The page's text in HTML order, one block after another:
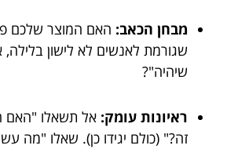
מבחן הכאב: האם המוצר שלכם
שגורמת לאנשים לא לישון
שיהיה"?
ראיונות עומק: אל תשאלו "האם
זה?" (כולם יגידו כן). שאלו "מה